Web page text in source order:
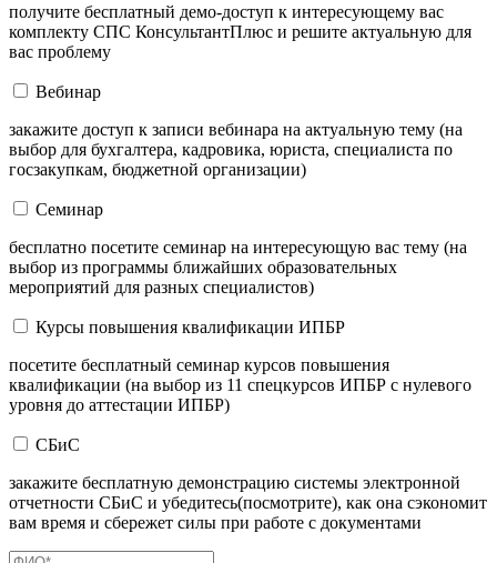
получите бесплатный демо-доступ к интересующему вас
комплекту СПС КонсультантПлюс и решите актуальную для
вас проблему
Вебинар
закажите доступ к записи вебинара на актуальную тему (на
выбор для бухгалтера, кадровика, юриста, специалиста по
госзакупкам, бюджетной организации)
Семинар
бесплатно посетите семинар на интересующую вас тему (на
выбор из программы ближайших образовательных
мероприятий для разных специалистов)
Курсы повышения квалификации ИПБР
посетите бесплатный семинар курсов повышения
квалификации (на выбор из 11 спецкурсов ИПБР с нулевого
уровня до аттестации ИПБР)
СБиС
закажите бесплатную демонстрацию системы электронной
отчетности СБиС и убедитесь(посмотрите), как она сэкономит
вам время и сбережет силы при работе с документами